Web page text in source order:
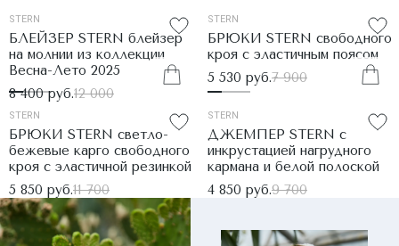
STERN
БЛЕЙЗЕР STERN блейзер
на молнии из коллекции
Весна-Лето 2025
8 400 руб.12 000
STERN
БРЮКИ STERN свободного
кроя с эластичным поясом
5 530 руб.7 900
STERN
БРЮКИ STERN светло-
бежевые карго свободного
кроя с эластичной резинкой
5 850 руб.11 700
STERN
ДЖЕМПЕР STERN с
инкрустацией нагрудного
кармана и белой полоской
4 850 руб.9 700